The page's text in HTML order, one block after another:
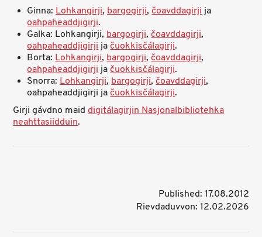
Ginna:Lohkangirji,bargogirji,čoavddagirjija
oahpaheaddjigirji.
Galka: Lohkangirji,bargogirji,čoavddagirji,
oahpaheaddjigirjijačuokkisčálagirji.
Borta:Lohkangirji,bargogirji,čoavddagirji,
oahpaheaddjigirjijačuokkisčálagirji.
Snorra:Lohkangirji,bargogirji,čoavddagirji,
oahpaheaddjigirji jačuokkisčálagirji.
Girji gávdno maiddigitálagirjin Nasjonalbibliotehka
neahttasiidduin.
Published: 17.08.2012
Rievdaduvvon: 12.02.2026